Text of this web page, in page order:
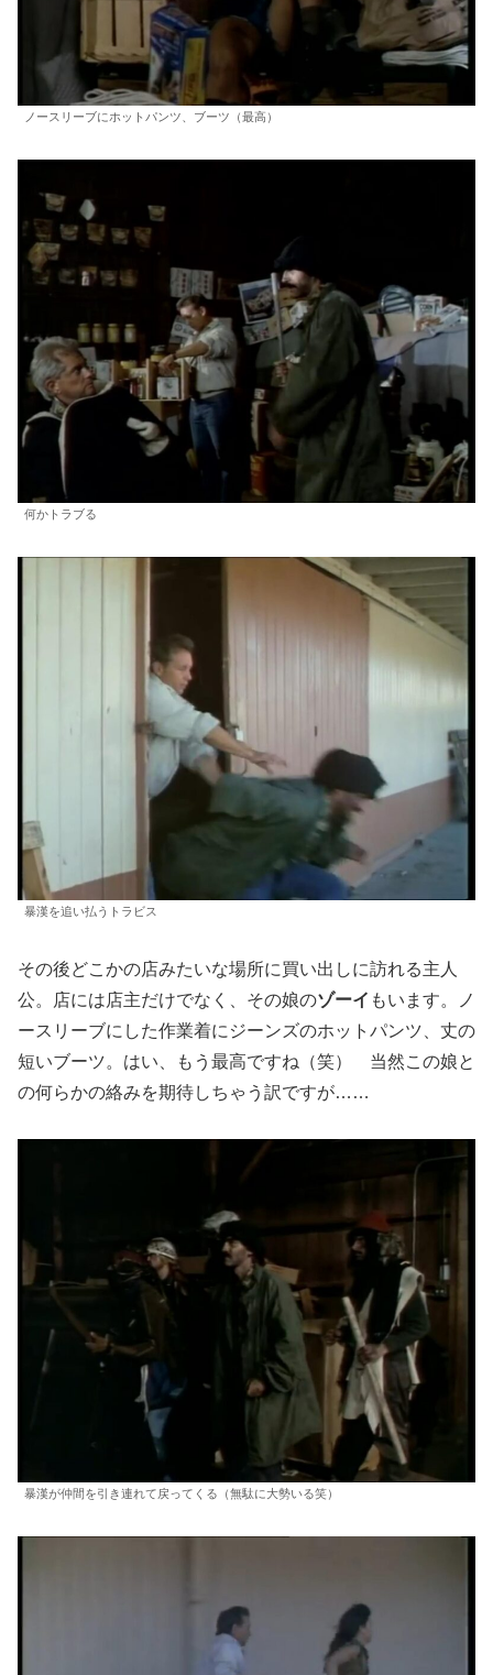
ノースリーブにホットパンツ、ブーツ（最高）
何かトラブる
暴漢を追い払うトラビス
その後どこかの店みたいな場所に買い出しに訪れる主人
公。店には店主だけでなく、その娘のゾーイ もいます。ノ
ースリーブにした作業着にジーンズのホットパンツ、丈の
短いブーツ。はい、もう最高ですね（笑） 当然この娘と
の何らかの絡みを期待しちゃう訳ですが……
暴漢が仲間を引き連れて戻ってくる（無駄に大勢いる笑）